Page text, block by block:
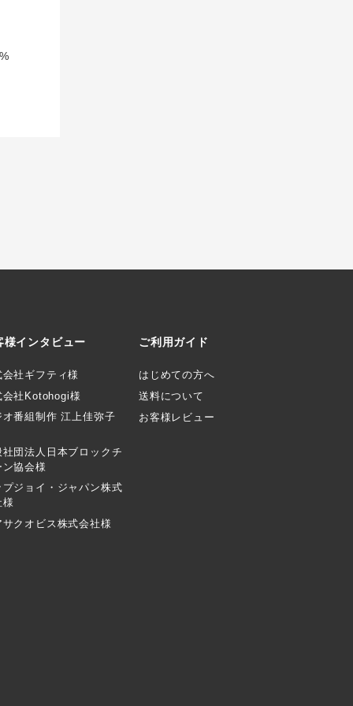
様インタビュー
会社ギフティ様
会社Kotohogi様
オ番組制作 江上佳弥子
社団法人日本ブロックチ
ン協会様
プジョイ・ジャパン株式
様
サクオビス株式会社様
ご利用ガイド
はじめての方へ
送料について
お客様レビュー